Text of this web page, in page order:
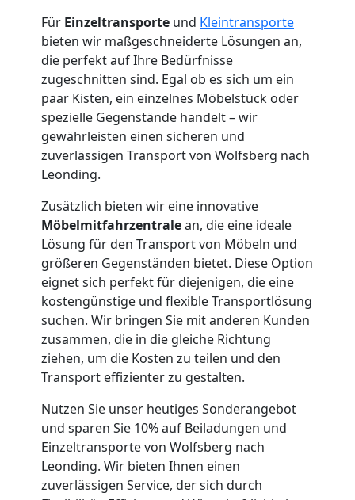
Für Einzeltransporte und Kleintransporte
bieten wir maßgeschneiderte Lösungen an,
die perfekt auf Ihre Bedürfnisse
zugeschnitten sind. Egal ob es sich um ein
paar Kisten, ein einzelnes Möbelstück oder
spezielle Gegenstände handelt – wir
gewährleisten einen sicheren und
zuverlässigen Transport von Wolfsberg nach
Leonding.
Zusätzlich bieten wir eine innovative
Möbelmitfahrzentralean, die eine ideale
Lösung für den Transport von Möbeln und
größeren Gegenständen bietet. Diese Option
eignet sich perfekt für diejenigen, die eine
kostengünstige und flexible Transportlösung
suchen. Wir bringen Sie mit anderen Kunden
zusammen, die in die gleiche Richtung
ziehen, um die Kosten zu teilen und den
Transport effizienter zu gestalten.
Nutzen Sie unser heutiges Sonderangebot
und sparen Sie 10% auf Beiladungen und
Einzeltransporte von Wolfsberg nach
Leonding. Wir bieten Ihnen einen
zuverlässigen Service, der sich durch